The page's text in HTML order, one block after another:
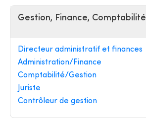
Gestion, Finance, Comptabilité
Directeur administratif et finances
Administration/Finance
Comptabilité/Gestion
Juriste
Contrôleur de gestion